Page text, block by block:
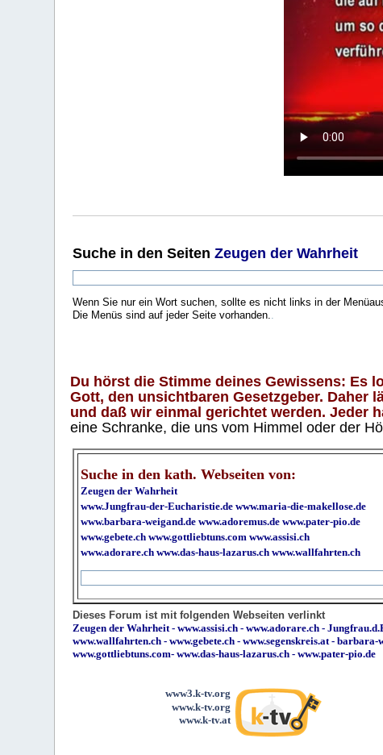
Suche in den SeitenZeugen der Wahrheit
Wenn Sie nur ein Wort suchen, sollte es nicht links in der
Die Menüs sind auf jeder Seite vorhanden.
Du hörst die Stimme deines Gewissens: Es
Gott, den unsichtbaren Gesetzgeber. Daher
und daß wir einmal gerichtet werden. Jeder
eine Schranke, die uns vom Himmel oder der
Suche in den kath. Webseiten von:
Zeugen der Wahrheit
www.Jungfrau-der-Eucharistie.de www.maria-die-makellose.de
www.barbara-weigand.de www.adoremus.de www.pater-pio.de
www.gebete.ch www.gottliebtuns.com www.assisi.ch
www.adorare.ch www.das-haus-lazarus.ch www.wallfahrten.ch
Dieses Forum ist mit folgenden Webseiten verlinkt
Zeugen der Wahrheit -www.assisi.ch -www.adorare.ch -
www.wallfahrten.ch -www.gebete.ch -www.segenskreis.at -barbara-
www.gottliebtuns.com-www.das-haus-lazarus.ch - www.pater-pio.de
www3.k-tv.org
www.k-tv.org
www.k-tv.at